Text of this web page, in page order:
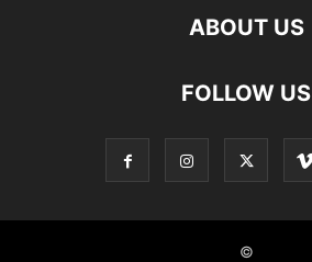
ABOUT US
FOLLOW US
©